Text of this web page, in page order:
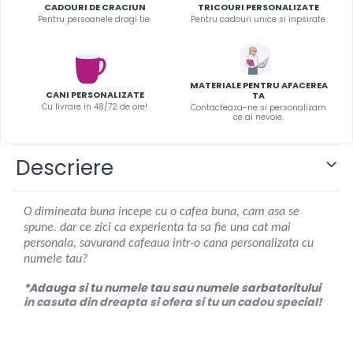
Steaguri
Standuri Mari
Standuri Medii
Standuri Mici
CADOURI DE CRACIUN
Pentru persoanele dragi tie.
TRICOURI PERSONALIZATE
Pentru cadouri unice si inpsirate.
CANI PERSONALIZATE
Cu livrare in 48/72 de ore!
MATERIALE PENTRU AFACEREA
TA
Contacteaza-ne si personalizam
ce ai nevoie.
Descriere
O dimineata buna incepe cu o cafea buna, cam asa se
spune. dar ce zici ca experienta ta sa fie una cat mai
personala, savurand cafeaua intr-o cana personalizata cu
numele tau?
*Adauga si tu numele tau sau numele sarbatoritului
in casuta din dreapta si ofera si tu un cadou special!